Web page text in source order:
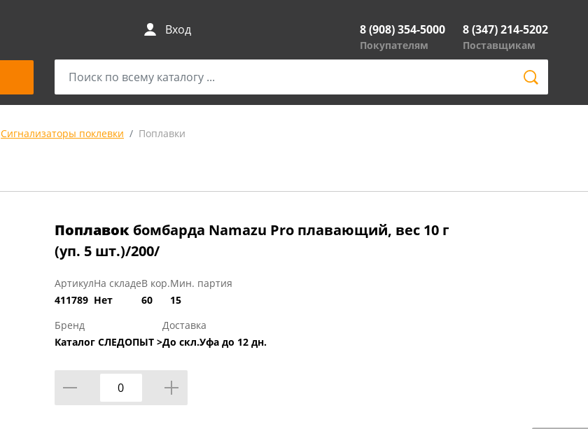
Вход 8 (908) 354-5000
Покупателям
8 (347) 214-5202
Поставщикам
Сигнализаторы поклевки Поплавки
Поплавок бомбарда Namazu Pro плавающий, вес 10 г
(уп. 5 шт.)/200/
Артикул
411789
На складе
Нет
В кор.
60
Мин. партия
15
Бренд
Каталог СЛЕДОПЫТ >
Доставка
До скл.Уфа до 12 дн.